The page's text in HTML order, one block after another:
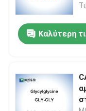
Ειδήσεις
Περιπτώσεις
βιολογικοί
βιοχημικά
Καλύτερη